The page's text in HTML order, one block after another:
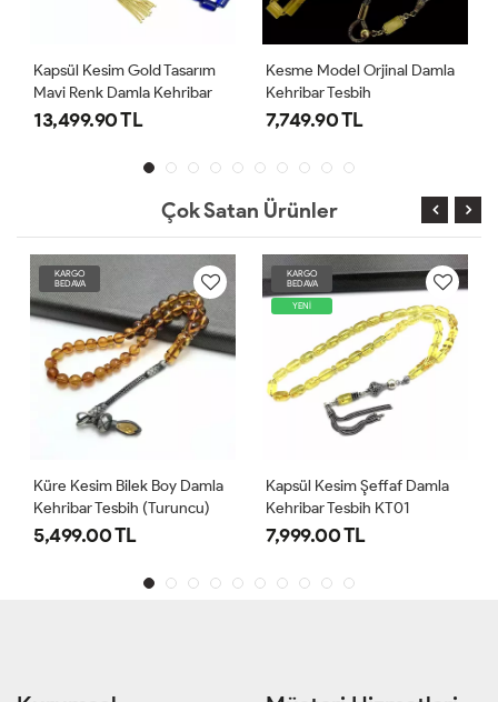
Kapsül Kesim Gold Tasarım
Mavi Renk Damla Kehribar
Tesbih
13,499.90 TL
Kesme Model Orjinal Damla
Kehribar Tesbih
7,749.90 TL
Çok Satan Ürünler
KARGO
BEDAVA
Küre Kesim Bilek Boy Damla
Kehribar Tesbih (Turuncu)
5,499.00 TL
KARGO
BEDAVA
YENİ
Kapsül Kesim Şeffaf Damla
Kehribar Tesbih KT01
7,999.00 TL